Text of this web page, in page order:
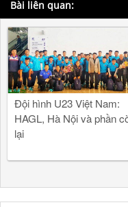
Bài liên quan:
Đội hình U23 Việt Nam:
HAGL, Hà Nội và phần
lại